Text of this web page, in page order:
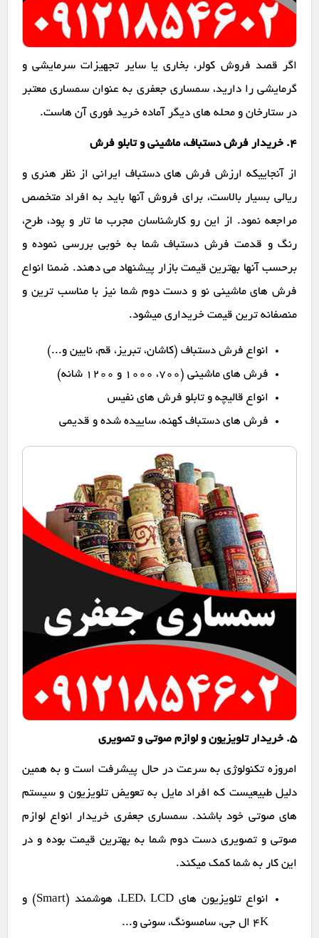
اگر قصد فروش کولر، بخاری یا سایر تجهیزات سرمایشی و
گرمایشی را دارید، سمساری جعفری به عنوان سمساری معتبر
در ستارخان و محله های دیگر آماده خرید فوری آن هاست.
۴. خریدار فرش دستباف، ماشینی و تابلو فرش
از آنجاییکه ارزش فرش های دستباف ایرانی از نظر هنری و
ریالی بسیار بالاست، برای فروش آنها باید به افراد متخصص
مراجعه نمود. از این رو کارشناسان مجرب ما تار و پود، طرح،
رنگ و قدمت فرش دستباف شما به خوبی بررسی نموده و
برحسب آنها بهترین قیمت بازار پیشنهاد می دهند. ضمنا انواع
فرش های ماشینی نو و دست دوم شما نیز با مناسب ترین و
منصفانه ترین قیمت خریداری میشود.
انواع فرش دستباف (کاشان، تبریز، قم، نایین و...)
فرش های ماشینی (۷۰۰، ۱۰۰۰ و ۱۲۰۰ شانه)
انواع قالیچه و تابلو فرش های نفیس
فرش های دستباف کهنه، ساییده شده و قدیمی
۵. خریدار تلویزیون و لوازم صوتی و تصویری
امروزه تکنولوژی به سرعت در حال پیشرفت است و به همین
دلیل طبیعیست که افراد مایل به تعویض تلویزیون و سیستم
های صوتی خود باشند. سمساری جعفری خریدار انواع لوازم
صوتی و تصویری دست دوم شما به بهترین قیمت بوده و در
این کار به شما کمک میکند.
انواع تلویزیون های LED، LCD، هوشمند (Smart) و
4K ال جی، سامسونگ، سونی و...